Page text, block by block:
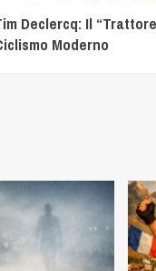
Declercq: Il
Moderno